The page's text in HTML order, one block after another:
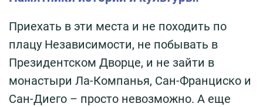
Приехать в эти места и не походить по
плацу Независимости, не побывать в
Президентском Дворце, и не зайти в
монастыри Ла-Компанья, Сан-Франциско и
Сан-Диего – просто невозможно. А еще